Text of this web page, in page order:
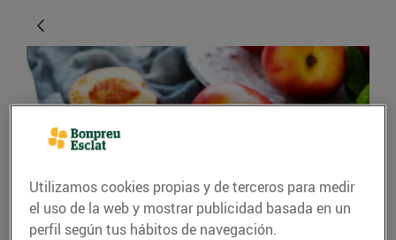
CONSEJOS Y HÁBITOS SALUDABLES
Utilizamos cookies propias y de terceros para medir
el uso de la web y mostrar publicidad basada en un
perfil según tus hábitos de navegación.